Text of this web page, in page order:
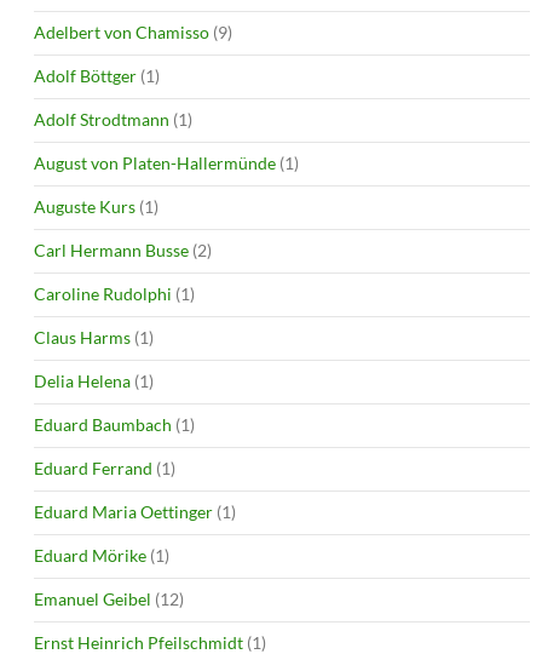
Adelbert von Chamisso (9)
Adolf Böttger (1)
Adolf Strodtmann (1)
August von Platen-Hallermünde (1)
Auguste Kurs (1)
Carl Hermann Busse (2)
Caroline Rudolphi (1)
Claus Harms (1)
Delia Helena (1)
Eduard Baumbach (1)
Eduard Ferrand (1)
Eduard Maria Oettinger (1)
Eduard Mörike (1)
Emanuel Geibel (12)
Ernst Heinrich Pfeilschmidt (1)